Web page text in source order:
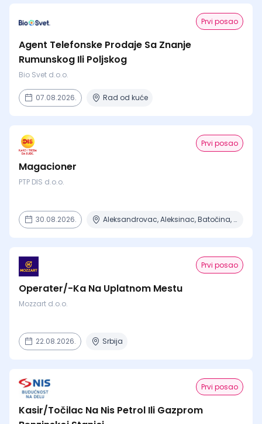
Prvi posao
Agent Telefonske Prodaje Sa Znanje
Rumunskog Ili Poljskog
Bio Svet d.o.o.
07.08.2026. Rad od kuće
Prvi posao
Magacioner
PTP DIS d.o.o.
30.08.2026. Aleksandrovac, Aleksinac, Batočina, Bela Crkva, Beograd + 7 mesta
Prvi posao
Operater/-Ka Na Uplatnom Mestu
Mozzart d.o.o.
22.08.2026. Srbija
Prvi posao
Kasir/Točilac Na Nis Petrol Ili Gazprom